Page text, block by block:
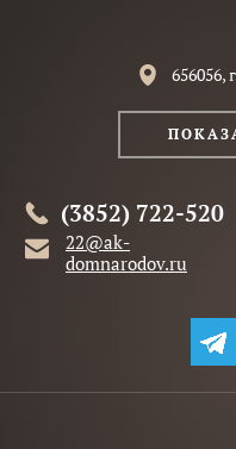
656056,
(3852) 722-520
22@ak-
domnarodov.ru